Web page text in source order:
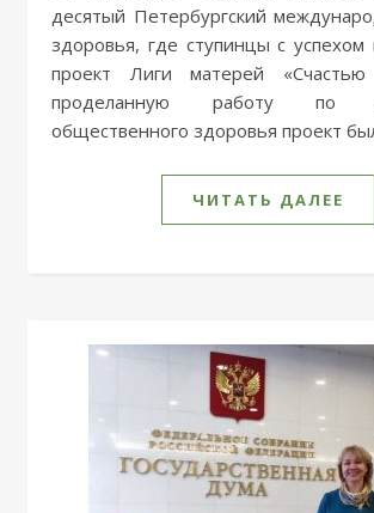
десятый Петербургский
здоровья, где ступинцы с успехом
проект Лиги матерей
проделанную работу по
общественного здоровья проект
ЧИТАТЬ ДАЛЕЕ